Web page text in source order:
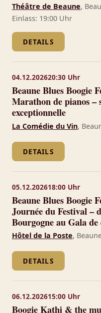
Théâtre de Beaune,
Einlass: 19:00 Uhr
DETAILS
04.12.202620:30 Uhr
Beaune Blues Boogie
Marathon de pianos –
exceptionnelle
La Comédie du Vin,
DETAILS
05.12.202618:00 Uhr
Beaune Blues Boogie
Journée du Festival –
Bourgogne au Gala
Hôtel de la Poste,
DETAILS
06.12.202615:00 Uhr
Boogie Kathi & the